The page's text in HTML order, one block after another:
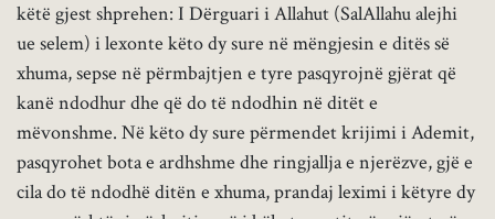
këtë gjest shprehen: I Dërguari i Allahut (SalAllahu alejhi
ue selem) i lexonte këto dy sure në mëngjesin e ditës së
xhuma, sepse në përmbajtjen e tyre pasqyrojnë gjërat që
kanë ndodhur dhe që do të ndodhin në ditët e
mëvonshme. Në këto dy sure përmendet krijimi i Ademit,
pasqyrohet bota e ardhshme dhe ringjallja e njerëzve, gjë e
cila do të ndodhë ditën e xhuma, prandaj leximi i këtyre dy